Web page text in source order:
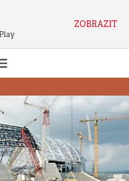
ZOBRAZIT